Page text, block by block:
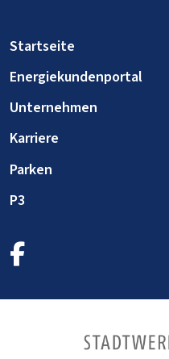
Startseite
Energiekundenportal
Unternehmen
Karriere
Parken
P3
facebook